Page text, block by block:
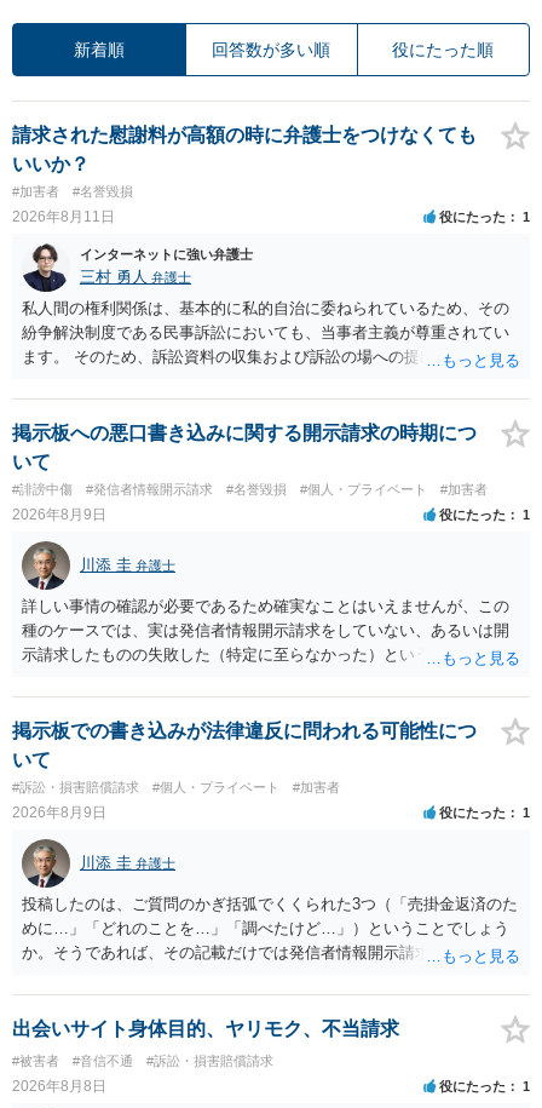
新着順 回答数が多い順 役にたった順
請求された慰謝料が高額の時に弁護士をつけなくても
いいか？
#加害者 #名誉毀損
2026年8月11日 役にたった 1
インターネットに強い弁護士
三村 勇人 弁護士
私人間の権利関係は、基本的に私的自治に委ねられているため、その
紛争解決制度である民事訴訟においても、当事者主義が尊重されてい
ます。 そのため、訴訟資料の収集および訴訟の場への提出は、当事者
底されていますので、出席だけすれば良いというわけではございませ
ん。
掲示板への悪口書き込みに関する開示請求の時期につ
いて
#誹謗中傷 #発信者情報開示請求 #名誉毀損 #個人・プライベート #加害者
2026年8月9日 役にたった 1
川添 圭 弁護士
詳しい事情の確認が必要であるため確実なことはいえませんが、この
種のケースでは、実は発信者情報開示請求をしていない、あるいは開
示請求したものの失敗した（特定に至らなかった）という事案が比較
な投稿をする場合にはなおさら）。
掲示板での書き込みが法律違反に問われる可能性につ
いて
#訴訟・損害賠償請求 #個人・プライベート #加害者
2026年8月9日 役にたった 1
川添 圭 弁護士
投稿したのは、ご質問のかぎ括弧でくくられた3つ（「売掛金返済のた
めに…」「どれのことを…」「調べたけど…」）ということでしょう
か。そうであれば、その記載だけでは発信者情報開示請求が認められ
ただ、「328が名誉毀損、偽計業務妨害、侮辱罪、ストーカー等に関す
る法律違反に該当するといわれ」とのことですので、ご質問に書かれ
ていない何らかの背景事情があれば、回答は180度変わるかもしれませ
ん。公開の場で詳細を投稿することは不適当と思われますので、弁護
士へ直接相談した方がよいでしょう。
出会いサイト身体目的、ヤリモク、不当請求
#被害者 #音信不通 #訴訟・損害賠償請求
2026年8月8日 役にたった 1